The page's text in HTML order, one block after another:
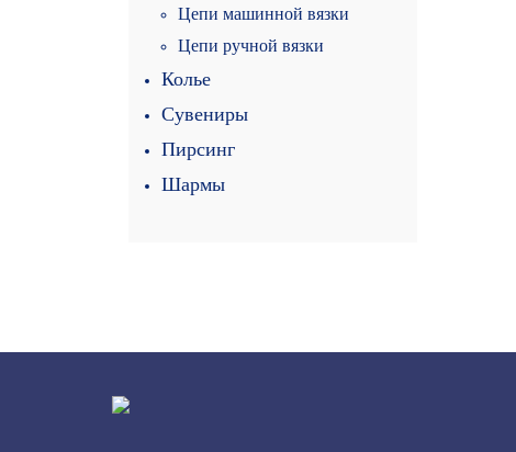
Цепи машинной вязки
Цепи ручной вязки
Колье
Сувениры
Пирсинг
Шармы